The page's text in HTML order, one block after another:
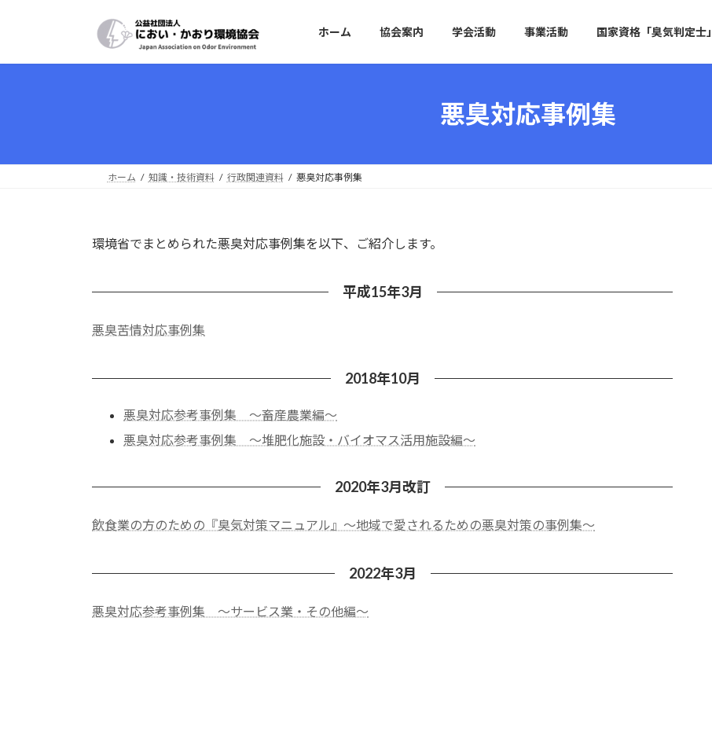
ン
ー
ホーム 協会案内 学会活動 事業活動 国家資格「臭気判定士」
悪臭対応事例集
ホーム 知識・技術資料 行政関連資料 悪臭対応事例集
環境省でまとめられた悪臭対応事例集を以下、ご紹介します。
平成15年3月
悪臭苦情対応事例集
2018年10月
悪臭対応参考事例集 ～畜産農業編～
悪臭対応参考事例集 ～堆肥化施設・バイオマス活用施設編～
2020年3月改訂
飲食業の方のための『臭気対策マニュアル』〜地域で愛されるための悪臭対策の事例集〜
2022年3月
悪臭対応参考事例集 ～サービス業・その他編～